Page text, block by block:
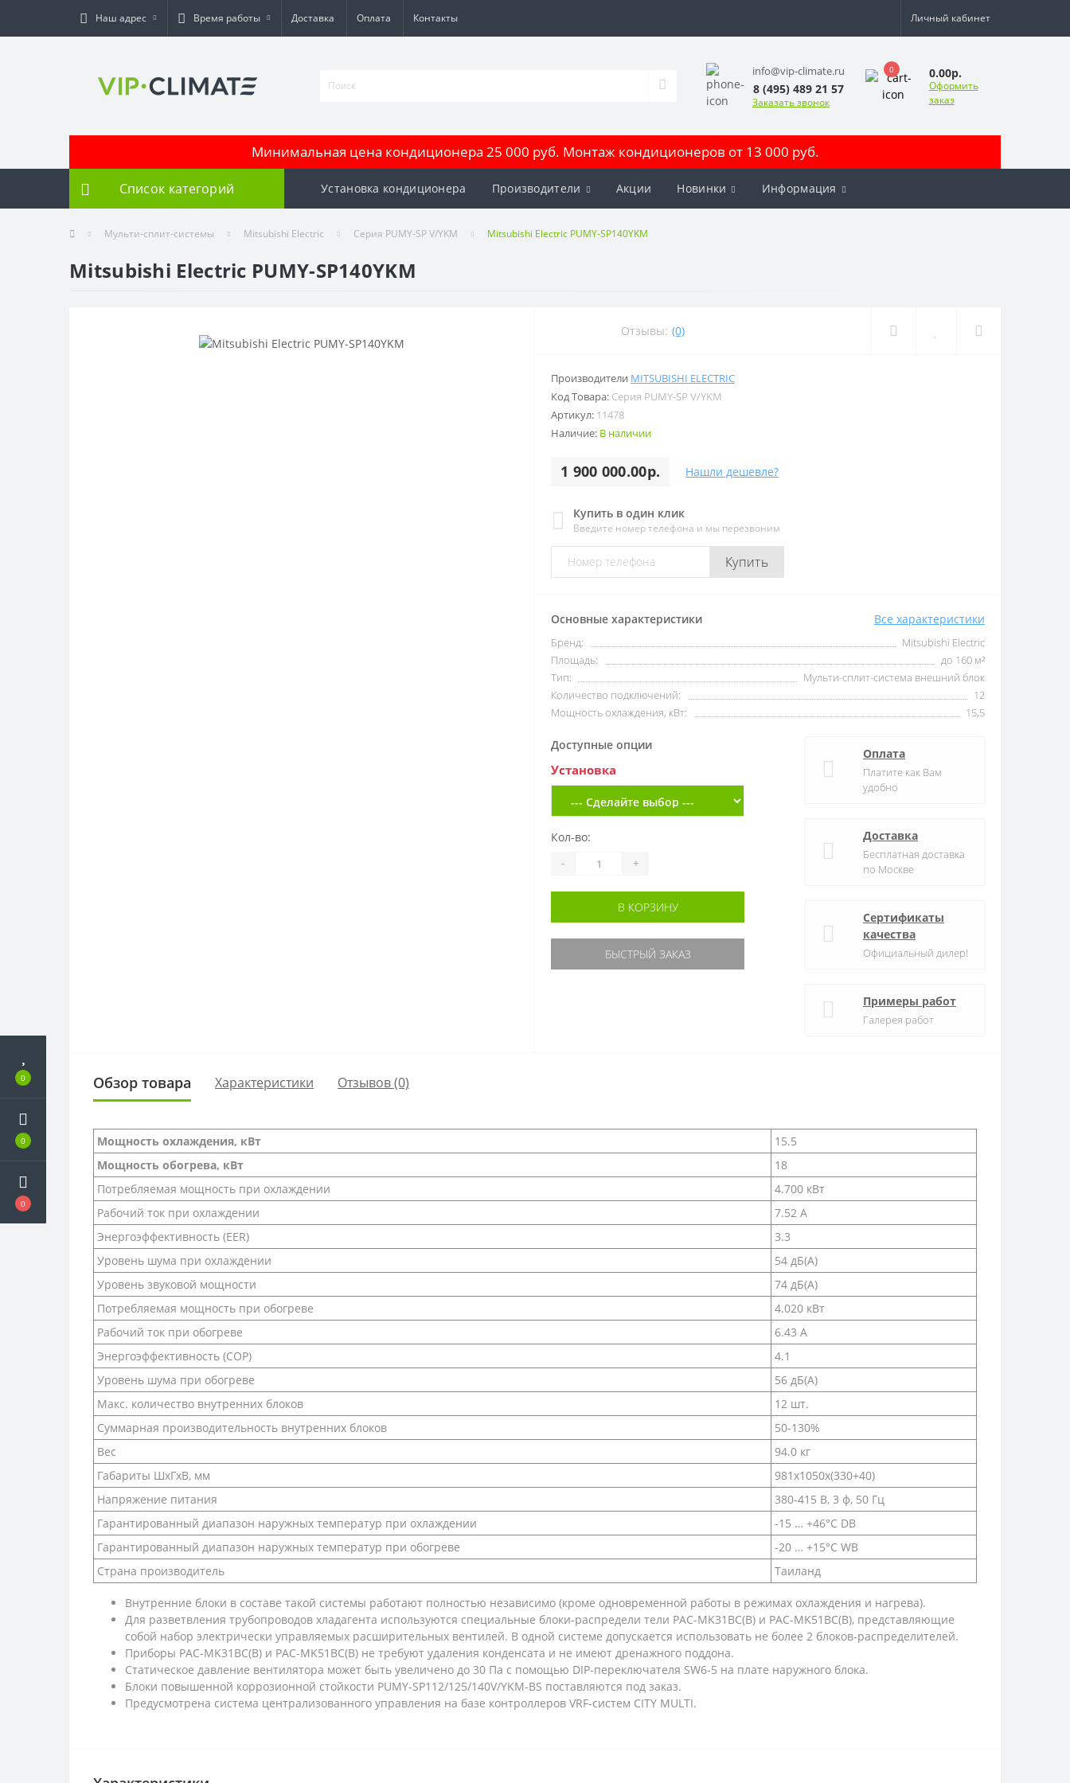
0
0
0
Наш адрес Время работы Доставка Оплата Контакты Личный кабинет
info@vip-climate.ru
8 (495) 489 21 57
Заказать звонок
0 0.00р.
Оформить
заказ
Минимальная цена кондиционера 25 000 руб. Монтаж кондиционеров от 13 000 руб.
Список категорий Установка кондиционера Производители Акции Новинки Информация
Мульти-сплит-системы Mitsubishi Electric Серия PUMY-SP V/YKM Mitsubishi Electric PUMY-SP140YKM
Mitsubishi Electric PUMY-SP140YKM
Отзывы: (0)
Производители MITSUBISHI ELECTRIC
Код Товара: Серия PUMY-SP V/YKM
Артикул: 11478
Наличие: В наличии
1 900 000.00р. Нашли дешевле?
Купить в один клик
Введите номер телефона и мы перезвоним
Купить
Основные характеристики Все характеристики
Бренд:
Mitsubishi Electric
Площадь:
до 160 м²
Тип:
Мульти-сплит-система внешний блок
Количество подключений:
12
Мощность охлаждения, кВт:
15,5
Доступные опции
Установка
Кол-во:
- +
В КОРЗИНУ
БЫСТРЫЙ ЗАКАЗ
Оплата
Платите как Вам
удобно
Доставка
Бесплатная доставка
по Москве
Сертификаты
качества
Официальный дилер!
Примеры работ
Галерея работ
Обзор товара Характеристики Отзывов (0)
Мощность охлаждения, кВт
15.5
Мощность обогрева, кВт
18
Потребляемая мощность при охлаждении
4.700 кВт
Рабочий ток при охлаждении
7.52 А
Энергоэффективность (EER)
3.3
Уровень шума при охлаждении
54 дБ(А)
Уровень звуковой мощности
74 дБ(А)
Потребляемая мощность при обогреве
4.020 кВт
Рабочий ток при обогреве
6.43 А
Энергоэффективность (COP)
4.1
Уровень шума при обогреве
56 дБ(А)
Макс. количество внутренних блоков
12 шт.
Суммарная производительность внутренних блоков
50-130%
Вес
94.0 кг
Габариты ШхГхВ, мм
981x1050x(330+40)
Напряжение питания
380-415 В, 3 ф, 50 Гц
Гарантированный диапазон наружных температур при охлаждении
-15 … +46°C DB
Гарантированный диапазон наружных температур при обогреве
-20 … +15°C WB
Страна производитель
Таиланд
Внутренние блоки в составе такой системы работают полностью независимо (кроме одновременной работы в режимах охлаждения и нагрева).
Для разветвления трубопроводов хладагента используются специальные блоки-распредели тели PAC-MK31BC(B) и PAC-MK51BC(B), представляющие
собой набор электрически управляемых расширительных вентилей. В одной системе допускается использовать не более 2 блоков-распределителей.
Приборы PAC-MK31BC(B) и PAC-MK51BC(B) не требуют удаления конденсата и не имеют дренажного поддона.
Статическое давление вентилятора может быть увеличено до 30 Па с помощью DIP-переключателя SW6-5 на плате наружного блока.
Блоки повышенной коррозионной стойкости PUMY-SP112/125/140V/YKM-BS поставляются под заказ.
Предусмотрена система централизованного управления на базе контроллеров VRF-систем CITY MULTI.